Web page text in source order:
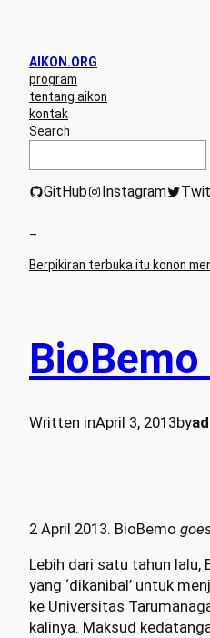
AIKON.ORG
program
tentang aikon
kontak
Search
GitHub Instagram
–
Berpikiran terbuka itu konon
Written inApril 3, 2013by
2 April 2013. BioBemo
Lebih dari satu tahun lalu,
yang ‘dikanibal’ untuk
ke Universitas
kalinya. Maksud